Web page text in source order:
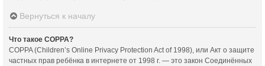
Вернуться к началу
Что такое COPPA?
COPPA (Children’s Online Privacy Protection Act of 1998), или Акт о защите
частных прав ребёнка в интернете от 1998 г. — это закон Соединённых